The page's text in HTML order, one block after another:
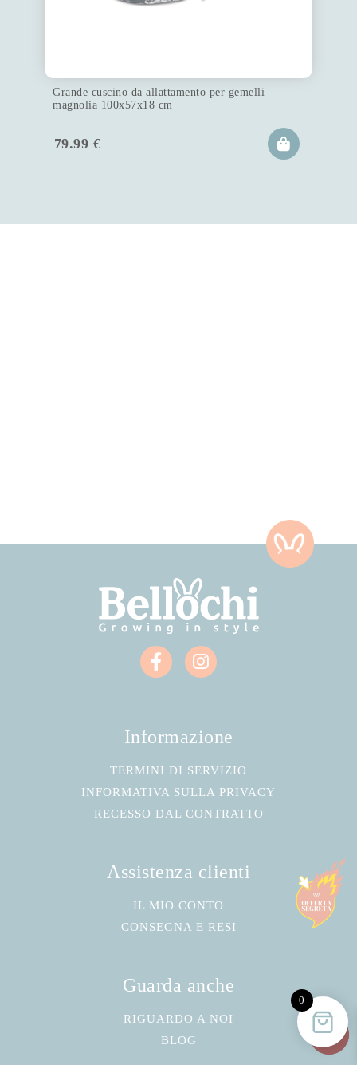
Grande cuscino da allattamento per gemelli
magnolia 100x57x18 cm
79.99 €
Informazione
TERMINI DI SERVIZIO
INFORMATIVA SULLA PRIVACY
RECESSO DAL CONTRATTO
Assistenza clienti
IL MIO CONTO
CONSEGNA E RESI
Guarda anche
RIGUARDO A NOI
BLOG
0